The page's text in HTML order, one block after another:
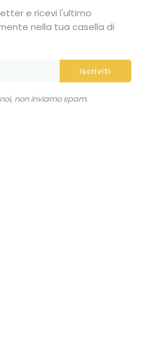
e ricevi l'ultimo
nella tua casella di
non inviamo spam.